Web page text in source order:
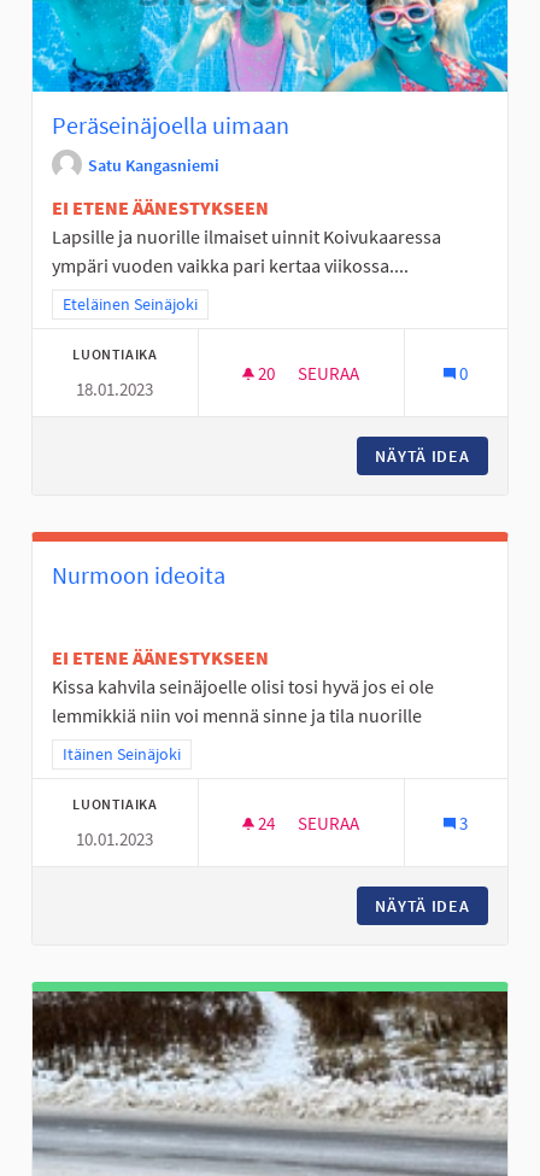
Peräseinäjoella uimaan
Satu Kangasniemi
EI ETENE ÄÄNESTYKSEEN
Lapsille ja nuorille ilmaiset uinnit Koivukaaressa
ympäri vuoden vaikka pari kertaa viikossa....
Rajaa tulokset teeman mukaan: Eteläinen Seinäjoki
Eteläinen Seinäjoki
LUONTIAIKA
18.01.2023
20 20 SEURAAJAA
SEURAA 0
NÄYTÄ IDEA
Nurmoon ideoita
EI ETENE ÄÄNESTYKSEEN
Kissa kahvila seinäjoelle olisi tosi hyvä jos ei ole
lemmikkiä niin voi mennä sinne ja tila nuorille
Rajaa tulokset teeman mukaan: Itäinen Seinäjoki
Itäinen Seinäjoki
LUONTIAIKA
10.01.2023
24 24 SEURAAJAA
SEURAA 3
NÄYTÄ IDEA